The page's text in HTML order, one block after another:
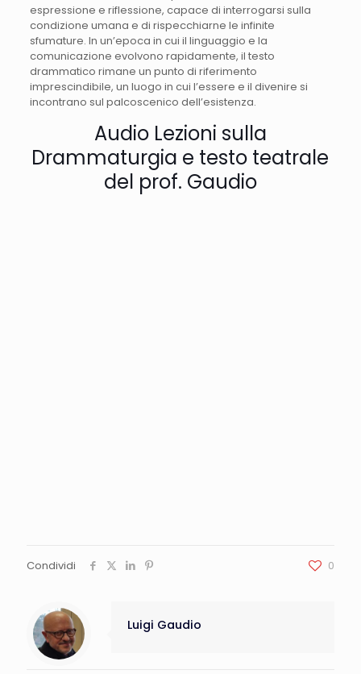
espressione e riflessione, capace di interrogarsi sulla
condizione umana e di rispecchiarne le infinite
sfumature. In un’epoca in cui il linguaggio e la
comunicazione evolvono rapidamente, il testo
drammatico rimane un punto di riferimento
imprescindibile, un luogo in cui l’essere e il divenire si
incontrano sul palcoscenico dell’esistenza.
Audio Lezioni sulla
Drammaturgia e testo teatrale
del prof. Gaudio
Condividi 0
Luigi Gaudio